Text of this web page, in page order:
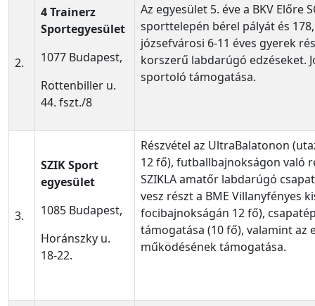
2.
4 Trainerz
Sportegyesület
1077 Budapest,
Rottenbiller u.
44. fszt./8
Az egyesület 5. éve a BKV Előre
sporttelepén bérel pályát és
józsefvárosi 6-11 éves gyerek
korszerű labdarúgó edzéseket.
sportoló támogatása.
3.
SZIK Sport
egyesület
1085 Budapest,
Horánszky u.
18-22.
Részvétel az UltraBalatonon
12 fő), futballbajnokságon való
SZIKLA amatőr labdarúgó
vesz részt a BME Villanyfényes
focibajnokságán 12 fő),
támogatása (10 fő), valamint az
működésének támogatása.